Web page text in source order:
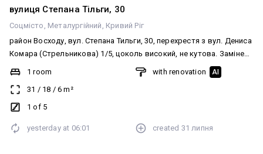
вулиця Степана Тільги, 30
Соцмісто Металургійний Кривий Ріг
район Восходу, вул. Степана Тильги, 30, перехрестя з вул. Дениса
Комара (Стрельникова) 1/5, цоколь високий, не кутова. Замінено
вікна, труби, сантехніку, санвузол — кахель, на кухні робоча
стінка — кахель. Нові міжкімнатні двері. Підлога — ламінат.
Залишаються всі меблі та техніка. Вхідні залізні двері. Домофон.
Є всі лічильники. Документи в порядку. ☎️ 067-251-251-8
1 room
31 / 18 / 6 m²
1 of 5
with renovation AI
yesterday at 06:01 created 31 липня